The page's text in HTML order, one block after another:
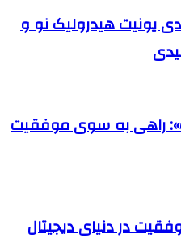
یونیت هیدرولیک نو و
راهی به سوی موفقیت
در دنیای دیجیتال